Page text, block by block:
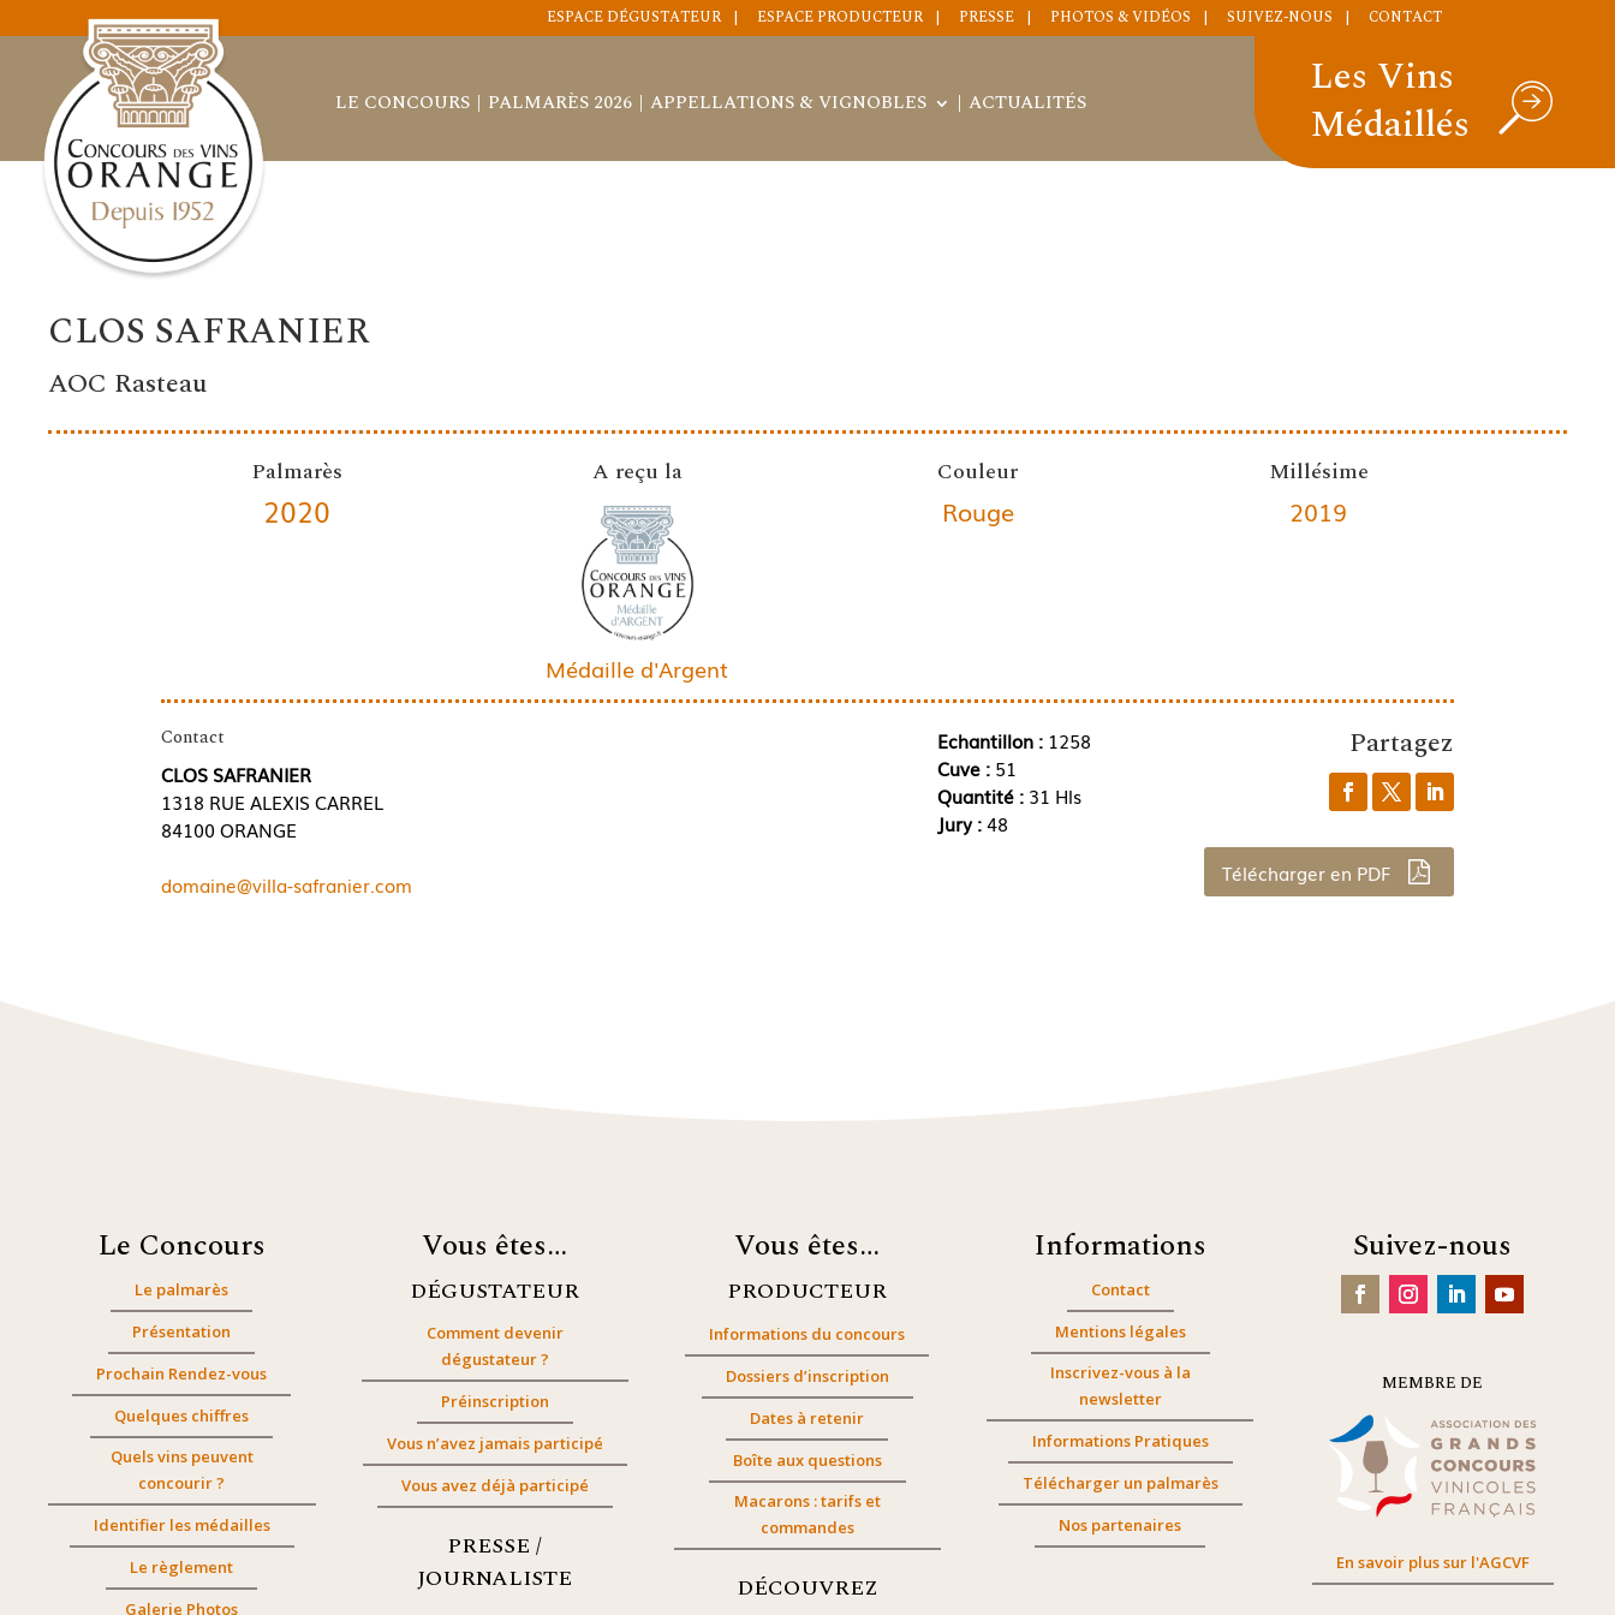
ESPACE DÉGUSTATEUR ESPACE PRODUCTEUR PRESSE PHOTOS & VIDÉOS SUIVEZ-NOUS CONTACT
LE CONCOURS PALMARÈS 2026 APPELLATIONS & VIGNOBLES ACTUALITÉS
Les Vins
Médaillés
CLOS SAFRANIER
AOC Rasteau
Palmarès
2020
A reçu la
Médaille d'Argent
Couleur
Rouge
Millésime
2019
Contact
CLOS SAFRANIER
1318 RUE ALEXIS CARREL
84100 ORANGE
domaine@villa-safranier.com
Echantillon :1258
Cuve : 51
Quantité : 31 Hls
Jury :48
Partagez
Télécharger en PDF
Le Concours
Le palmarès
Présentation
Prochain Rendez-vous
Quelques chiffres
Quels vins peuvent
concourir ?
Identifier les médailles
Le règlement
Galerie Photos
Vous êtes…
DÉGUSTATEUR
Comment devenir
dégustateur ?
Préinscription
Vous n’avez jamais participé
Vous avez déjà participé
PRESSE /
JOURNALISTE
Vous êtes…
PRODUCTEUR
Informations du concours
Dossiers d’inscription
Dates à retenir
Boîte aux questions
Macarons : tarifs et
commandes
DÉCOUVREZ
Informations
Contact
Mentions légales
Inscrivez-vous à la
newsletter
Informations Pratiques
Télécharger un palmarès
Nos partenaires
Suivez-nous
MEMBRE DE
En savoir plus sur l'AGCVF